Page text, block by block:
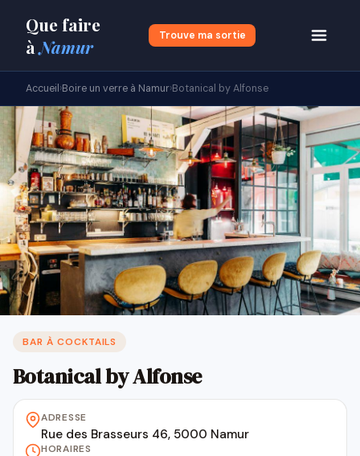
Que faire
àNamur Trouve ma sortie
Accueil ›Boire un verre à Namur›Botanical by Alfonse
BAR À COCKTAILS
Botanical by Alfonse
ADRESSE
Rue des Brasseurs 46, 5000 Namur
HORAIRES